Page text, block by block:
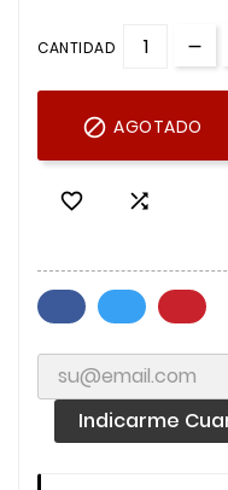
CANTIDAD
 AGOTADO
 
Indicarme